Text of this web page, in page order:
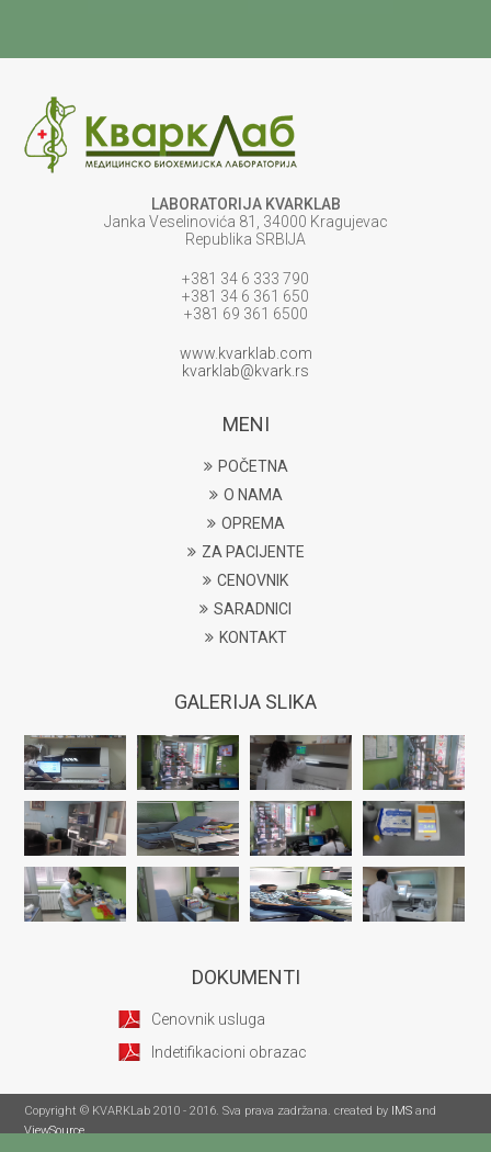
LABORATORIJA KVARKLAB
Janka Veselinovića 81, 34000 Kragujevac
Republika SRBIJA
+381 34 6 333 790
+381 34 6 361 650
+381 69 361 6500
www.kvarklab.com
kvarklab@kvark.rs
MENI
POČETNA
O NAMA
OPREMA
ZA PACIJENTE
CENOVNIK
SARADNICI
KONTAKT
GALERIJA SLIKA
DOKUMENTI
Cenovnik usluga
Indetifikacioni obrazac
Copyright © KVARKLab 2010 - 2016. Sva prava zadržana. created by IMS and
ViewSource